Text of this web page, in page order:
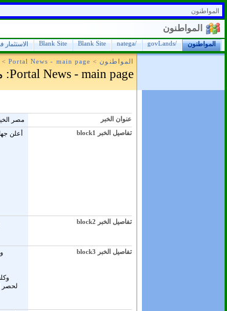
المواطنون
المواطنون
المواطنون /govLands
/natega
Blank Site
Blank Site الاستثمار
المواطنون>
Portal News - main page
>
Portal News - main page
:
عنوان الخبر
مصر الخير توفر 650 فرصة عمل في
تفاصيل الخبر block1
تفاصيل الخبر block2
تفاصيل الخبر block3
لحصر